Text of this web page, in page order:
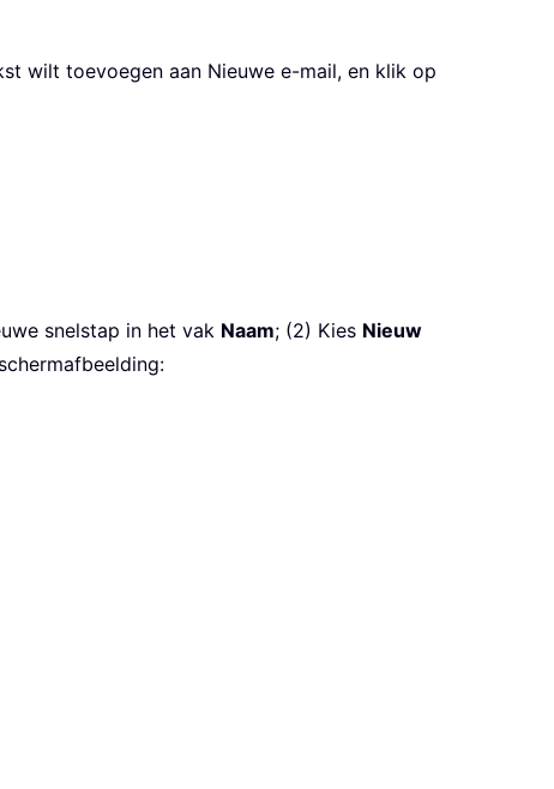
wilt toevoegen aan Nieuwe e-mail, en klik op
snelstap in het vak Naam; (2) Kies Nieuw